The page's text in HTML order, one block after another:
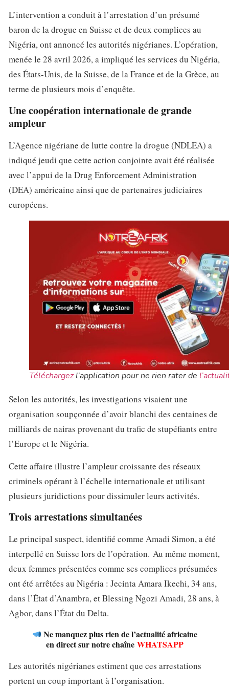
L’intervention a conduit à l’arrestation d’un présumé
baron de la drogue en Suisse et de deux complices au
Nigéria, ont annoncé les autorités nigérianes. L’opération,
menée le 28 avril 2026, a impliqué les services du Nigéria,
des États-Unis, de la Suisse, de la France et de la Grèce, au
terme de plusieurs mois d’enquête.
Une coopération internationale de grande
ampleur
L’Agence nigériane de lutte contre la drogue (NDLEA) a
indiqué jeudi que cette action conjointe avait été réalisée
avec l’appui de la Drug Enforcement Administration
(DEA) américaine ainsi que de partenaires judiciaires
européens.
Téléchargezl’application pour ne rien rater de
Selon les autorités, les investigations visaient une
organisation soupçonnée d’avoir blanchi des centaines de
milliards de nairas provenant du trafic de stupéfiants entre
l’Europe et le Nigéria.
Cette affaire illustre l’ampleur croissante des réseaux
criminels opérant à l’échelle internationale et utilisant
plusieurs juridictions pour dissimuler leurs activités.
Trois arrestations simultanées
Le principal suspect, identifié comme Amadi Simon, a été
interpellé en Suisse lors de l’opération. Au même moment,
deux femmes présentées comme ses complices présumées
ont été arrêtées au Nigéria : Jecinta Amara Ikechi, 34 ans,
dans l’État d’Anambra, et Blessing Ngozi Amadi, 28 ans, à
Agbor, dans l’État du Delta.
Ne manquez plus rien de l’actualité africaine
en direct sur notre chaîne WHATSAPP
Les autorités nigérianes estiment que ces arrestations
portent un coup important à l’organisation.